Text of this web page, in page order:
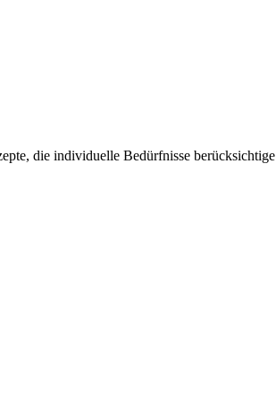
die individuelle Bedürfnisse berücksichtige